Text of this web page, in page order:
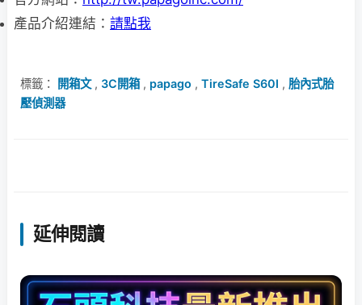
產品介紹連結： 請點我
標籤： 開箱文, 3C開箱, papago , TireSafe S60I , 胎內式胎
壓偵測器
延伸閱讀